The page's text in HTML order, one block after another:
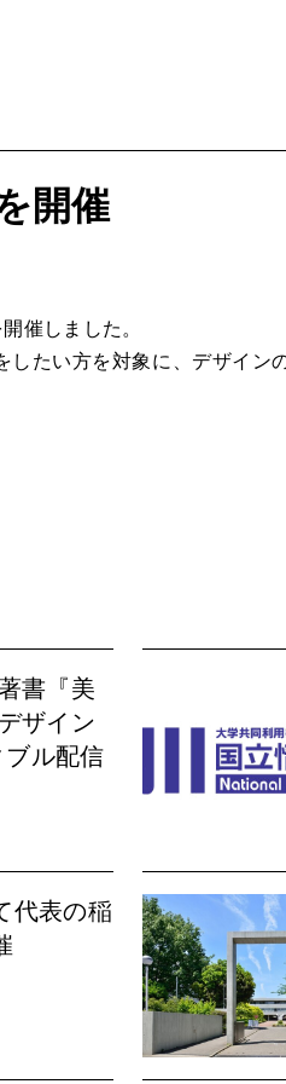
開催
催しました。
たい方を対象に、デザイン
書『美
ザイン
ブル配信
代表の稲